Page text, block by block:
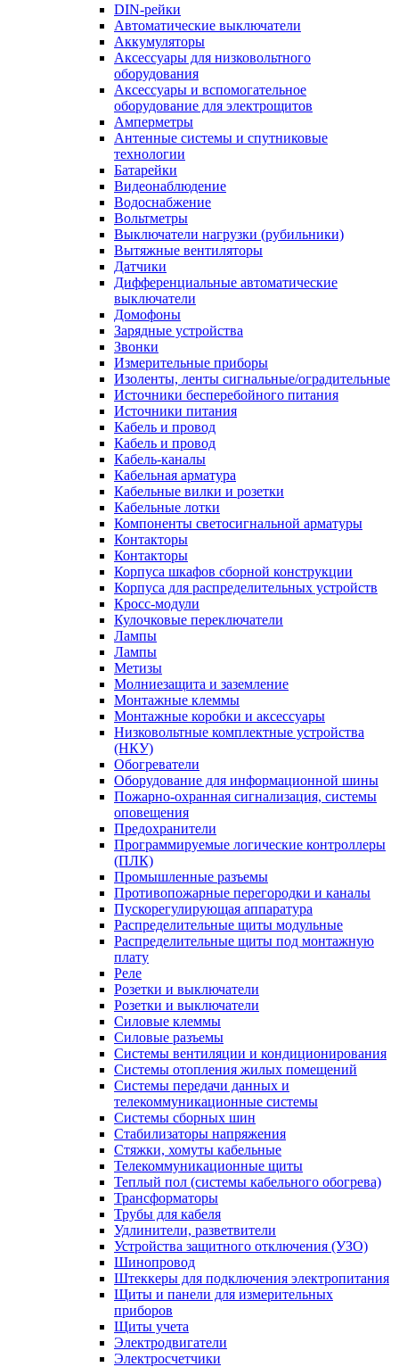
DIN-рейки
Автоматические выключатели
Аккумуляторы
Аксессуары для низковольтного
оборудования
Аксессуары и вспомогательное
оборудование для электрощитов
Амперметры
Антенные системы и спутниковые
технологии
Батарейки
Видеонаблюдение
Водоснабжение
Вольтметры
Выключатели нагрузки (рубильники)
Вытяжные вентиляторы
Датчики
Дифференциальные автоматические
выключатели
Домофоны
Зарядные устройства
Звонки
Измерительные приборы
Изоленты, ленты сигнальные/оградительные
Источники бесперебойного питания
Источники питания
Кабель и провод
Кабель и провод
Кабель-каналы
Кабельная арматура
Кабельные вилки и розетки
Кабельные лотки
Компоненты светосигнальной арматуры
Контакторы
Контакторы
Корпуса шкафов сборной конструкции
Корпуса для распределительных устройств
Кросс-модули
Кулочковые переключатели
Лампы
Лампы
Метизы
Молниезащита и заземление
Монтажные клеммы
Монтажные коробки и аксессуары
Низковольтные комплектные устройства
(НКУ)
Обогреватели
Оборудование для информационной шины
Пожарно-охранная сигнализация, системы
оповещения
Предохранители
Программируемые логические контроллеры
(ПЛК)
Промышленные разъемы
Противопожарные перегородки и каналы
Пускорегулирующая аппаратура
Распределительные щиты модульные
Распределительные щиты под монтажную
плату
Реле
Розетки и выключатели
Розетки и выключатели
Силовые клеммы
Силовые разъемы
Системы вентиляции и кондиционирования
Системы отопления жилых помещений
Системы передачи данных и
телекоммуникационные системы
Системы сборных шин
Стабилизаторы напряжения
Стяжки, хомуты кабельные
Телекоммуникационные щиты
Теплый пол (системы кабельного обогрева)
Трансформаторы
Трубы для кабеля
Удлинители, разветвители
Устройства защитного отключения (УЗО)
Шинопровод
Штеккеры для подключения электропитания
Щиты и панели для измерительных
приборов
Щиты учета
Электродвигатели
Электросчетчики